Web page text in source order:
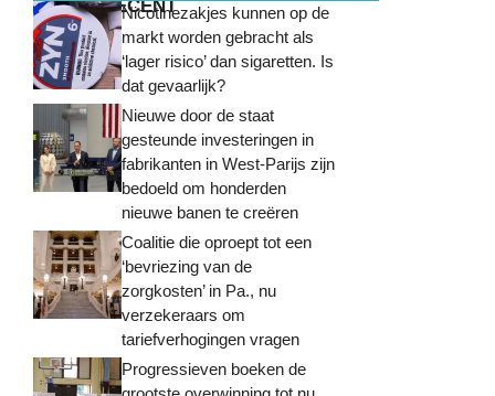
MEEST RECENTNicotinezakjes kunnen op de
markt worden gebracht als
‘lager risico’ dan sigaretten. Is
dat gevaarlijk?
Nieuwe door de staat
gesteunde investeringen in
fabrikanten in West-Parijs zijn
bedoeld om honderden
nieuwe banen te creëren
Coalitie die oproept tot een
‘bevriezing van de
zorgkosten’ in Pa., nu
verzekeraars om
tariefverhogingen vragen
Progressieven boeken de